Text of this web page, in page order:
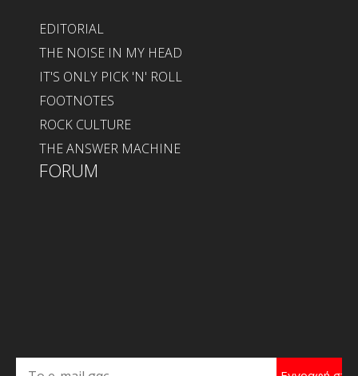
EDITORIAL
THE NOISE IN MY HEAD
IT'S ONLY PICK 'N' ROLL
FOOTNOTES
ROCK CULTURE
THE ANSWER MACHINE
FORUM